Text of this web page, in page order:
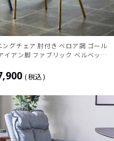
ングチェア 肘付き ベロア調 ゴール
イアン脚 ファブリック ベルベット
子 おしゃれ エレガント 完成品
税込